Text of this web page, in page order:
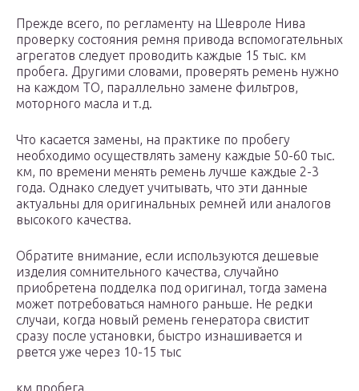
Прежде всего, по регламенту на Шевроле Нива
проверку состояния ремня привода вспомогательных
агрегатов следует проводить каждые 15 тыс. км
пробега. Другими словами, проверять ремень нужно
на каждом ТО, параллельно замене фильтров,
моторного масла и т.д.
Что касается замены, на практике по пробегу
необходимо осуществлять замену каждые 50-60 тыс.
км, по времени менять ремень лучше каждые 2-3
года. Однако следует учитывать, что эти данные
актуальны для оригинальных ремней или аналогов
высокого качества.
Обратите внимание, если используются дешевые
изделия сомнительного качества, случайно
приобретена подделка под оригинал, тогда замена
может потребоваться намного раньше. Не редки
случаи, когда новый ремень генератора свистит
сразу после установки, быстро изнашивается и
рвется уже через 10-15 тыс
км пробега.